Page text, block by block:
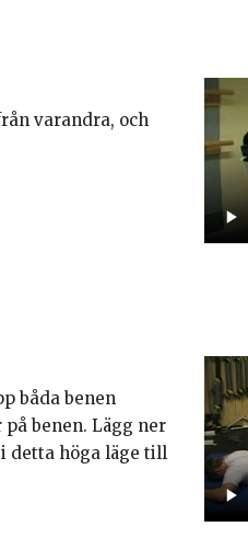
varandra, och
båda benen
benen. Lägg ner
detta höga läge till